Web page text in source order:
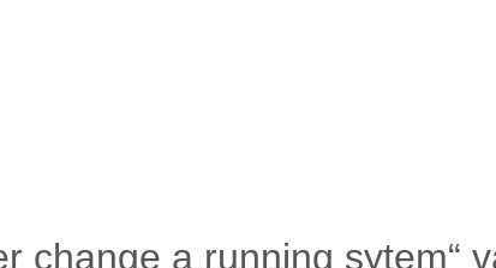
change a running sytem“